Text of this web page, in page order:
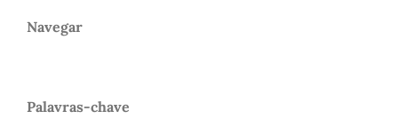
Navegar
Palavras-chave